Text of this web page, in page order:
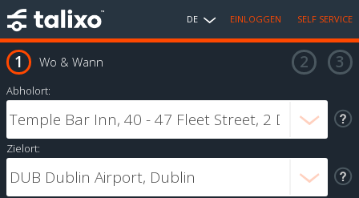
DE EINLOGGEN SELF SERVICE
Wo & Wann
Abholort:
Zielort: